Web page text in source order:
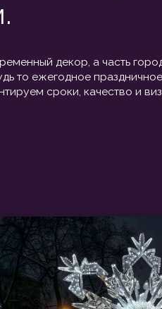
ФОРМЫ ]